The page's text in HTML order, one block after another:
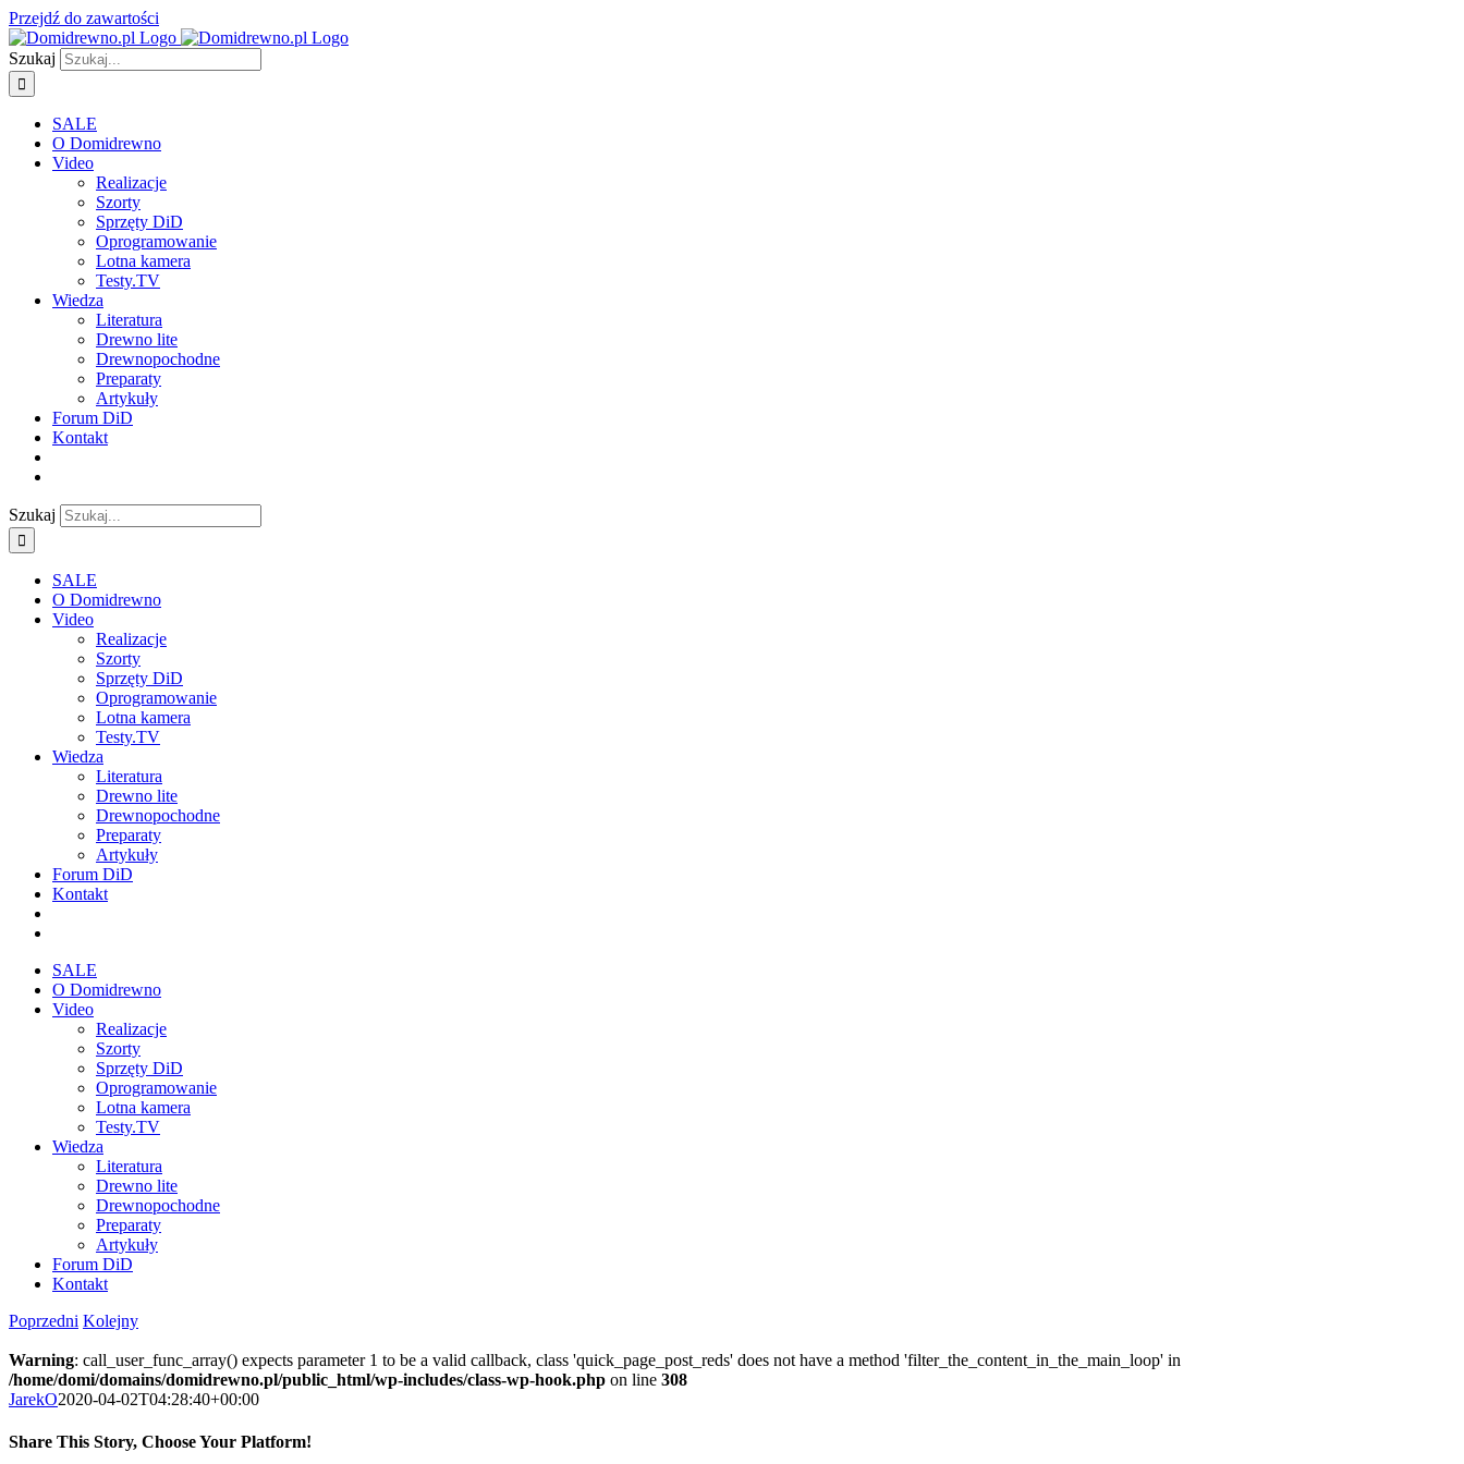
Przejdź do zawartości
Szukaj
SALE
O Domidrewno
Video
Realizacje
Szorty
Sprzęty DiD
Oprogramowanie
Lotna kamera
Testy.TV
Wiedza
Literatura
Drewno lite
Drewnopochodne
Preparaty
Artykuły
Forum DiD
Kontakt
Szukaj
SALE
O Domidrewno
Video
Realizacje
Szorty
Sprzęty DiD
Oprogramowanie
Lotna kamera
Testy.TV
Wiedza
Literatura
Drewno lite
Drewnopochodne
Preparaty
Artykuły
Forum DiD
Kontakt
SALE
O Domidrewno
Video
Realizacje
Szorty
Sprzęty DiD
Oprogramowanie
Lotna kamera
Testy.TV
Wiedza
Literatura
Drewno lite
Drewnopochodne
Preparaty
Artykuły
Forum DiD
Kontakt
Poprzedni Kolejny
Warning: call_user_func_array() expects parameter 1 to be a valid callback, class 'quick_page_post_reds' does not have a method 'filter_the_content_in_the_main_loop' in
/home/domi/domains/domidrewno.pl/public_html/wp-includes/class-wp-hook.php on line 308
JarekO2020-04-02T04:28:40+00:00
Share This Story, Choose Your Platform!